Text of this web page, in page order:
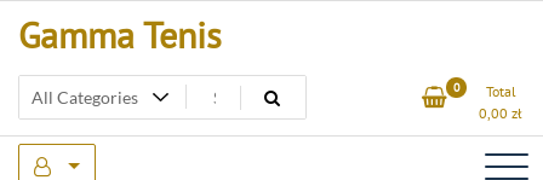
Gamma Tenis
0
Total
0,00 zł